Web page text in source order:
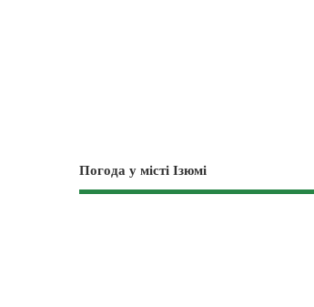
Погода у місті Ізюмі